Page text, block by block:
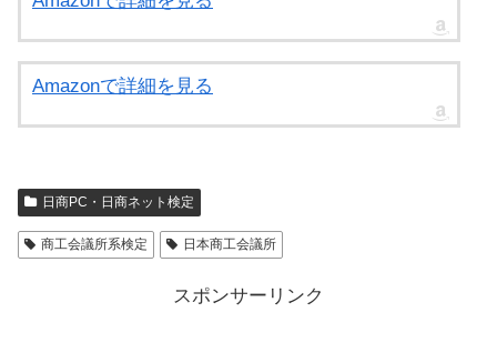
Amazonで詳細を見る
日商PC・日商ネット検定
商工会議所系検定 日本商工会議所
スポンサーリンク